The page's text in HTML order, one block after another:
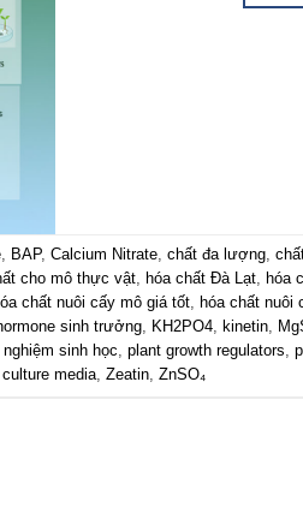
, BAP, Calcium Nitrate, chất đa lượng,
cho mô thực vật, hóa chất Đà Lạt, hóa
chất nuôi cấy mô giá tốt, hóa chất nuôi
sinh trưởng, KH2PO4, kinetin,
sinh học, plant growth regulators,
media, Zeatin, ZnSO₄